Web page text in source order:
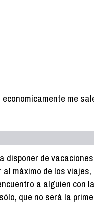
me
de
máximo de los
a alguien con
que no será la